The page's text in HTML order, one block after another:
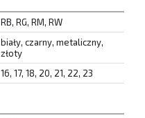
RB, RG, RM, RW
biały, czarny, metaliczny,
złoty
16, 17, 18, 20, 21, 22, 23